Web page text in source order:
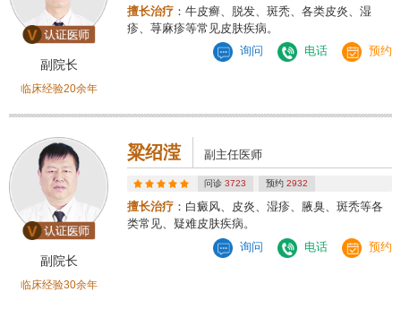
副院长
临床经验20余年
擅长治疗 ：牛皮癣、脱发、斑秃、各类皮炎、湿
疹、荨麻疹等常见皮肤疾病。
询问
电话 预约
副院长
临床经验30余年
粱绍滢 副主任医师
问诊3723 预约 2932
擅长治疗 ：白癜风、皮炎、湿疹、腋臭、斑秃等各
类常见、疑难皮肤疾病。
询问
电话 预约